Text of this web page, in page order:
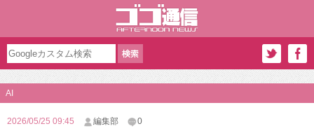
AI
2026/05/25 09:45 編集部 0